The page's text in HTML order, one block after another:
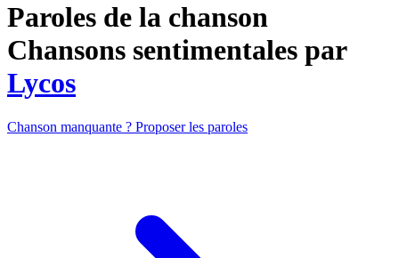
Paroles de la chanson
Chansons sentimentales par
Lycos
Chanson manquante ? Proposer les paroles